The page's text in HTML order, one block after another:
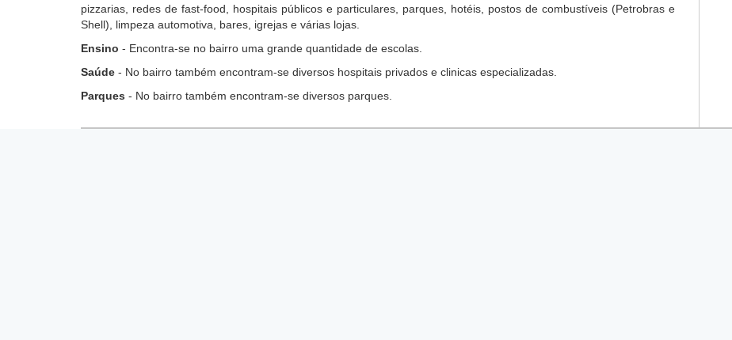
pizzarias, redes de fast-food, hospitais públicos e particulares, parques, hotéis, postos de combustíveis (Petrobras e
Shell), limpeza automotiva, bares, igrejas e várias lojas.
Ensino - Encontra-se no bairro uma grande quantidade de escolas.
Saúde - No bairro também encontram-se diversos hospitais privados e clinicas especializadas.
Parques - No bairro também encontram-se diversos parques.